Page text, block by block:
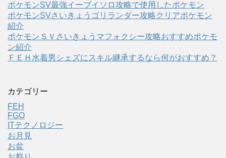
ポケモンSV最強イーブイソロ攻略で使用したポケモン
ポケモンSVさいきょうゴリランダー攻略クリアポケモン
紹介
ポケモンＳＶさいきょうマフォクシー攻略おすすめポケモ
ン紹介
ＦＥＨ水着男シェズにスキル継承するなら何がおすすめ？
カテゴリー
FEH
FGO
ITテクノロジー
お月見
お盆